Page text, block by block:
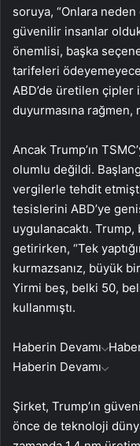
soruya, “Onlara
güvenilir insanlar
önemlisi, başka
tarifeleri
ABD’de üretilen çipler
duyurmasına
Ancak Trump’ın
olumlu değildi.
vergilerle tehdit
tesislerini ABD’ye
uygulanacaktı.
getirirken, “Tek
kurmazsanız, büyük
Yirmi beş, belki 50,
kullanmıştı.
Haberin Devamı
Haberin Devamı
Şirket, Trump’ın
önce de teknoloji